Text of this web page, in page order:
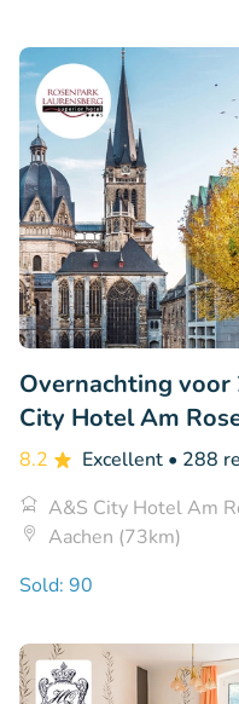
Overnachting
City Hotel Am
8.2 Excellent • 288
A&S City Hotel Am
Aachen (73km)
Sold: 90